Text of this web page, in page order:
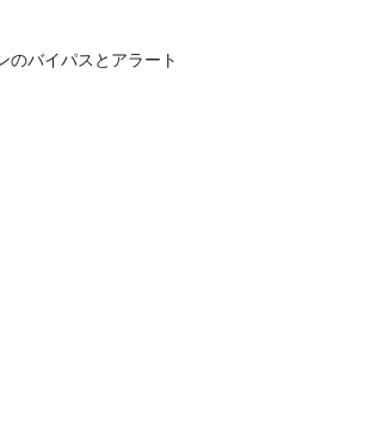
のバイパスとアラート